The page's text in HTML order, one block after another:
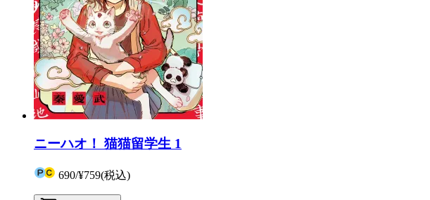
ニーハオ！ 猫猫留学生 1
690/¥759(税込)